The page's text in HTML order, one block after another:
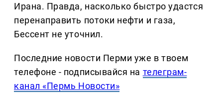
Ирана. Правда, насколько быстро удастся
перенаправить потоки нефти и газа,
Бессент не уточнил.
Последние новости Перми уже в твоем
телефоне - подписывайся на телеграм-
канал «Пермь Новости»